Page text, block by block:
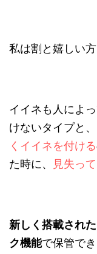
私は割と嬉しい方
イイネも人によ
けないタイプと
くイイネを付ける
た時に、
見失っ
新しく搭載された
ク機能で保管で